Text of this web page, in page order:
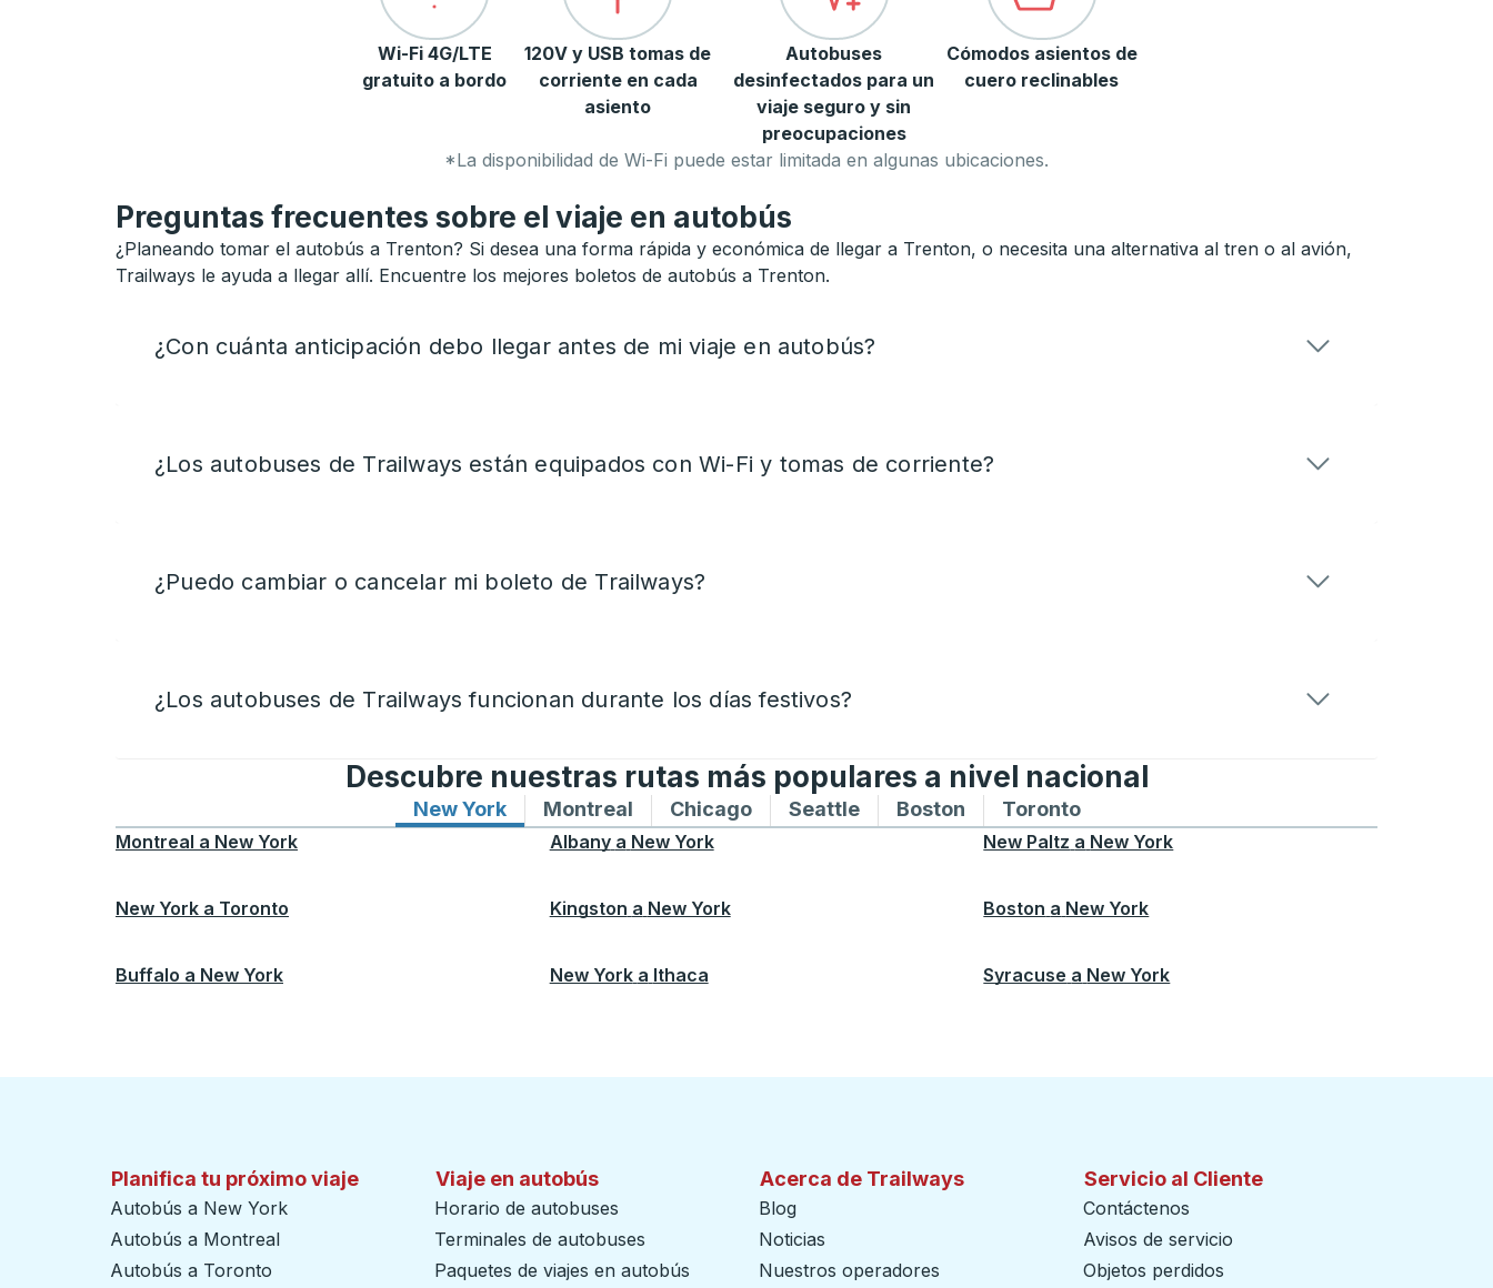
Wi-Fi 4G/LTE
gratuito a bordo
120V y USB tomas de
corriente en cada
asiento
Autobuses
desinfectados para un
viaje seguro y sin
preocupaciones
Cómodos asientos de
cuero reclinables
*La disponibilidad de Wi-Fi puede estar limitada en algunas ubicaciones.
Preguntas frecuentes sobre el viaje en autobús
¿Planeando tomar el autobús a Trenton? Si desea una forma rápida y económica de llegar a Trenton, o necesita una alternativa al tren o al avión,
Trailways le ayuda a llegar allí. Encuentre los mejores boletos de autobús a Trenton.
¿Con cuánta anticipación debo llegar antes de mi viaje en autobús?
¿Los autobuses de Trailways están equipados con Wi-Fi y tomas de corriente?
¿Puedo cambiar o cancelar mi boleto de Trailways?
¿Los autobuses de Trailways funcionan durante los días festivos?
Descubre nuestras rutas más populares a nivel nacional
New YorkRutas de autobuses hacia y desde New York
Montreal Rutas de autobuses hacia y desde Montreal
ChicagoRutas de autobuses hacia y desde Chicago
SeattleRutas de autobuses hacia y desde Seattle
Boston Rutas de autobuses hacia y desde Boston
TorontoRutas de autobuses hacia y desde
Montreal a New York Albany a New York New Paltz a New York
New York a Toronto Kingston a New York Boston a New York
Buffalo a New York New York a Ithaca Syracuse a New York
Planifica tu próximo viaje
Autobús a New York
Autobús a Montreal
Autobús a Toronto
Viaje en autobús
Horario de autobuses
Terminales de autobuses
Paquetes de viajes en autobús
Acerca de Trailways
Blog
Noticias
Nuestros operadores
Servicio al Cliente
Contáctenos
Avisos de servicio
Objetos perdidos